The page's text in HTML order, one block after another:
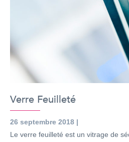
Verre Feuilleté
26 septembre 2018 |
Le verre feuilleté est un vitrage de